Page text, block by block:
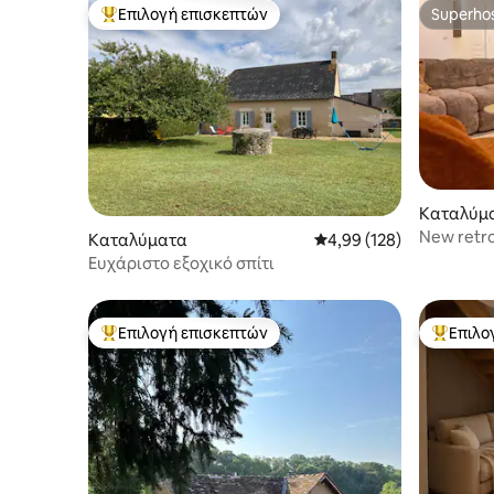
Κορυφαία επιλογή επισκεπτών
Επιλογή επισκεπτών
Καταλύματα Μέση βαθμολογία: 4,99
4,99 (128)
Ευχάριστο εξοχικό σπίτι
New
Κορυφαία επιλογή επισκεπτών
Επιλογή επισκεπτών